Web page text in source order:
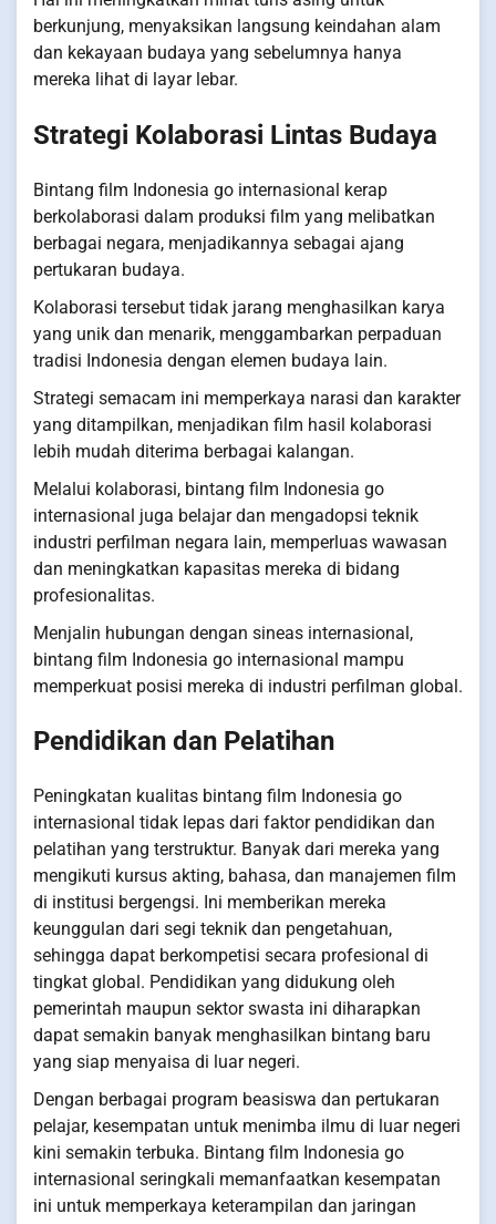
berkunjung, menyaksikan langsung keindahan alam
dan kekayaan budaya yang sebelumnya hanya
mereka lihat di layar lebar.
Strategi Kolaborasi Lintas Budaya
Bintang film Indonesia go internasional kerap
berkolaborasi dalam produksi film yang melibatkan
berbagai negara, menjadikannya sebagai ajang
pertukaran budaya.
Kolaborasi tersebut tidak jarang menghasilkan karya
yang unik dan menarik, menggambarkan perpaduan
tradisi Indonesia dengan elemen budaya lain.
Strategi semacam ini memperkaya narasi dan karakter
yang ditampilkan, menjadikan film hasil kolaborasi
lebih mudah diterima berbagai kalangan.
Melalui kolaborasi, bintang film Indonesia go
internasional juga belajar dan mengadopsi teknik
industri perfilman negara lain, memperluas wawasan
dan meningkatkan kapasitas mereka di bidang
profesionalitas.
Menjalin hubungan dengan sineas internasional,
bintang film Indonesia go internasional mampu
memperkuat posisi mereka di industri perfilman global.
Pendidikan dan Pelatihan
Peningkatan kualitas bintang film Indonesia go
internasional tidak lepas dari faktor pendidikan dan
pelatihan yang terstruktur. Banyak dari mereka yang
mengikuti kursus akting, bahasa, dan manajemen film
di institusi bergengsi. Ini memberikan mereka
keunggulan dari segi teknik dan pengetahuan,
sehingga dapat berkompetisi secara profesional di
tingkat global. Pendidikan yang didukung oleh
pemerintah maupun sektor swasta ini diharapkan
dapat semakin banyak menghasilkan bintang baru
yang siap menyaisa di luar negeri.
Dengan berbagai program beasiswa dan pertukaran
pelajar, kesempatan untuk menimba ilmu di luar negeri
kini semakin terbuka. Bintang film Indonesia go
internasional seringkali memanfaatkan kesempatan
ini untuk memperkaya keterampilan dan jaringan